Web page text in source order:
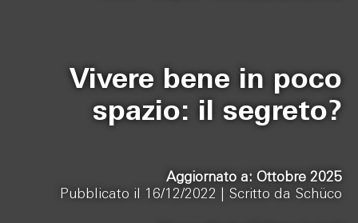
Vivere bene in poco
spazio: il segreto?
Aggiornato a: Ottobre 2025
Pubblicato il 16/12/2022 | Scritto da Schüco